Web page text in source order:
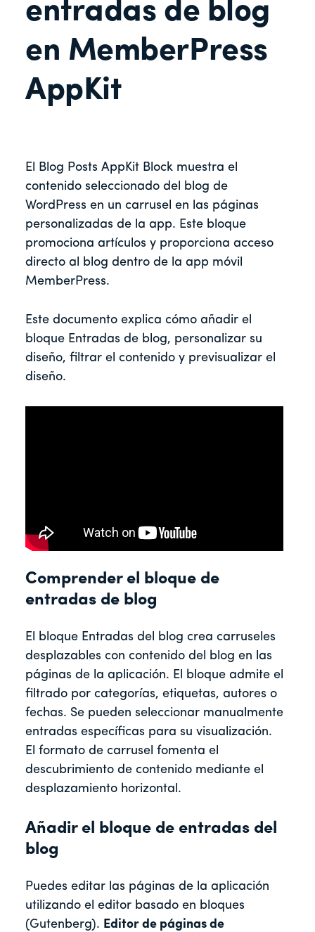
entradas de blog
en MemberPress
AppKit
El Blog Posts AppKit Block muestra el
contenido seleccionado del blog de
WordPress en un carrusel en las páginas
personalizadas de la app. Este bloque
promociona artículos y proporciona acceso
directo al blog dentro de la app móvil
MemberPress.
Este documento explica cómo añadir el
bloque Entradas de blog, personalizar su
diseño, filtrar el contenido y previsualizar el
diseño.
Comprender el bloque de
entradas de blog
El bloque Entradas del blog crea carruseles
desplazables con contenido del blog en las
páginas de la aplicación. El bloque admite el
filtrado por categorías, etiquetas, autores o
fechas. Se pueden seleccionar manualmente
entradas específicas para su visualización.
El formato de carrusel fomenta el
descubrimiento de contenido mediante el
desplazamiento horizontal.
Añadir el bloque de entradas del
blog
Puedes editar las páginas de la aplicación
utilizando el editor basado en bloques
(Gutenberg). Editor de páginas de